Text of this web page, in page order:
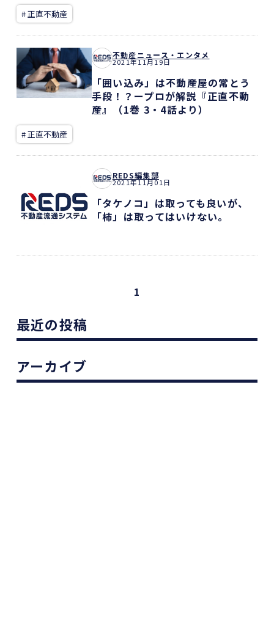
# 正直不動産
不動産ニュース・エンタメ
2021年11月19日
「囲い込み」は不動産屋の常とう
手段！？ープロが解説『正直不動
産』（1巻 3・4話より）
# 正直不動産
REDS編集部
2021年11月01日
「タケノコ」は取っても良いが、
「柿」は取ってはいけない。
1
最近の投稿
アーカイブ